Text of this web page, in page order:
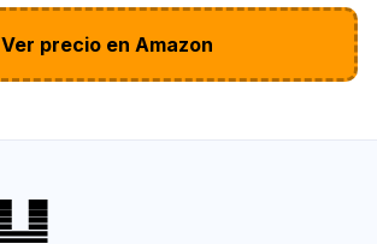
Ver precio en Amazon